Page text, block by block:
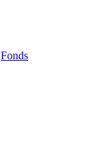
Fonds